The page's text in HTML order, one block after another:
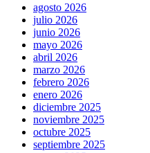
agosto 2026
julio 2026
junio 2026
mayo 2026
abril 2026
marzo 2026
febrero 2026
enero 2026
diciembre 2025
noviembre 2025
octubre 2025
septiembre 2025